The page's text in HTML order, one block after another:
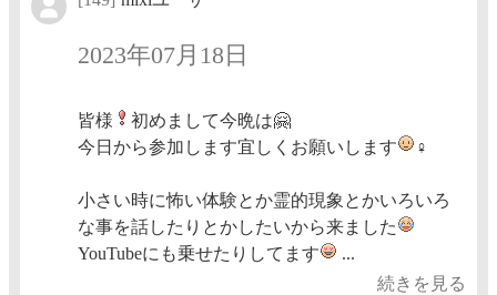
2023年07月18日
皆様
初めまして今晩は🤗
今日から参加します宜しくお願いします
‍♀
小さい時に怖い体験とか霊的現象とかいろいろ
な事を話したりとかしたいから来ました
YouTubeにも乗せたりしてます
...
続きを見る